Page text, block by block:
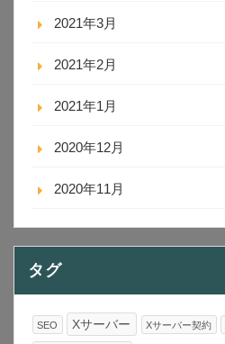
2021年3月
2021年2月
2021年1月
2020年12月
2020年11月
タグ
SEO Xサーバー Xサーバー契約